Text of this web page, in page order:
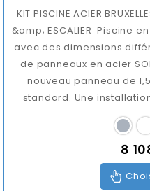
KIT PISCINE ACIER
&amp; ESCALIER Piscine
avec des dimensions
de panneaux en acier
nouveau panneau de
standard. Une
Prix
8